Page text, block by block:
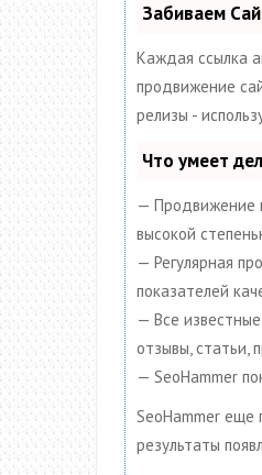
Забиваем
Каждая ссылка
продвижение
релизы -
Что умеет
— Продвижение
высокой
— Регулярная
показателей
— Все
отзывы, статьи,
— SeoHammer
SeoHammer еще
результаты